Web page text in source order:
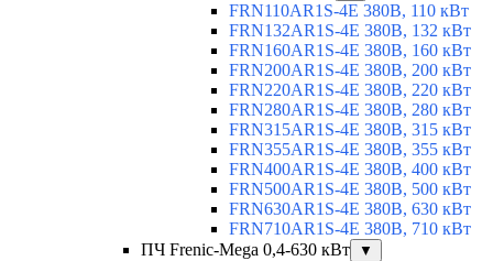
FRN110AR1S-4E 380В, 110 кВт
FRN132AR1S-4E 380В, 132 кВт
FRN160AR1S-4E 380В, 160 кВт
FRN200AR1S-4E 380В, 200 кВт
FRN220AR1S-4E 380В, 220 кВт
FRN280AR1S-4E 380В, 280 кВт
FRN315AR1S-4E 380В, 315 кВт
FRN355AR1S-4E 380В, 355 кВт
FRN400AR1S-4E 380В, 400 кВт
FRN500AR1S-4E 380В, 500 кВт
FRN630AR1S-4E 380В, 630 кВт
FRN710AR1S-4E 380В, 710 кВт
ПЧ Frenic-Mega 0,4-630 кВт
▼